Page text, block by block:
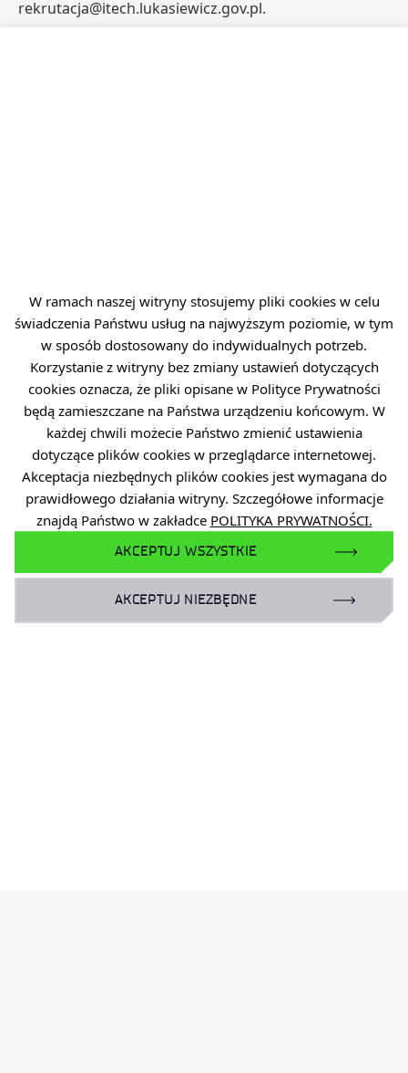
W ramach naszej witryny stosujemy pliki cookies w celu
świadczenia Państwu usług na najwyższym poziomie, w tym
w sposób dostosowany do indywidualnych potrzeb.
Korzystanie z witryny bez zmiany ustawień dotyczących
cookies oznacza, że pliki opisane w Polityce Prywatności
będą zamieszczane na Państwa urządzeniu końcowym. W
każdej chwili możecie Państwo zmienić ustawienia
dotyczące plików cookies w przeglądarce internetowej.
Akceptacja niezbędnych plików cookies jest wymagana do
prawidłowego działania witryny. Szczegółowe informacje
znajdą Państwo w zakładce POLITYKA PRYWATNOŚCI.
AKCEPTUJ WSZYSTKIE
AKCEPTUJ NIEZBĘDNE
rekrutacja@itech.lukasiewicz.gov.pl.
APLIKUJ TERAZ
POWRÓT DO LISTY OFERT
PRZEJDŹ DO LISTY
WYNIKÓW NABORÓW